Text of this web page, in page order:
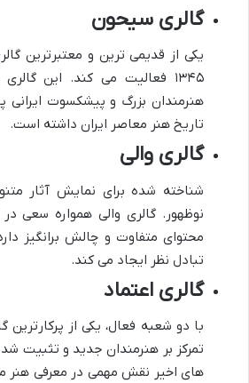
گالری سیحون
یکی از قدیمی ترین و معتبرترین
۱۳۴۵ فعالیت می کند. این
هنرمندان بزرگ و پیشکسوت ایرانی
تاریخ هنر معاصر ایران داشته است.
گالری والی
شناخته شده برای نمایش آثار
نوظهور. گالری والی همواره سعی در
محتوای متفاوت و چالش برانگیز
تبادل نظر ایجاد می کند.
گالری اعتماد
با دو شعبه فعال، یکی از
تمرکز بر هنرمندان جدید و تثبیت
های اخیر نقش مهمی در معرفی هنر